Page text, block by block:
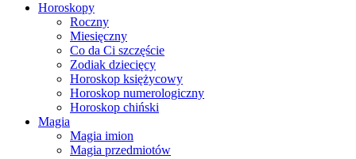
Horoskopy
Roczny
Miesięczny
Co da Ci szczęście
Zodiak dziecięcy
Horoskop księżycowy
Horoskop numerologiczny
Horoskop chiński
Magia
Magia imion
Magia przedmiotów